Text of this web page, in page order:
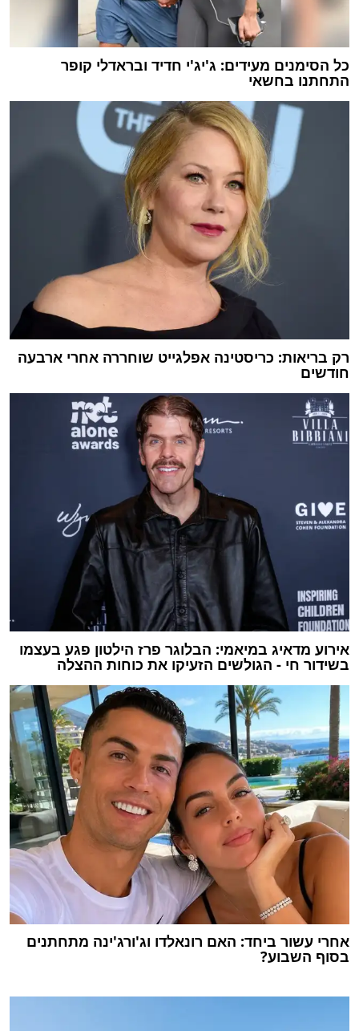
כל הסימנים מעידים: ג'יג'י חדיד ובראדלי קופר
התחתנו בחשאי
רק בריאות: כריסטינה אפלגייט שוחררה אחרי ארבעה
חודשים
אירוע מדאיג במיאמי: הבלוגר פרז הילטון פגע בעצמו
בשידור חי - הגולשים הזעיקו את כוחות ההצלה
אחרי עשור ביחד: האם רונאלדו וג'ורג'ינה מתחתנים
בסוף השבוע?